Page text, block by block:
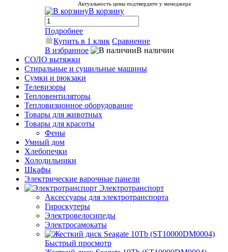
Актуальность цены подтвердите у менеджера
В корзину
Подробнее
Купить в 1 клик Сравнение
В избранное
В наличии
СОЛО вытяжки
Стиральные и сушильные машины
Сумки и рюкзаки
Телевизоры
Тепловентиляторы
Тепловизионное оборудование
Товары для животных
Товары для красоты
Фены
Умный дом
Хлебопечки
Холодильники
Шкафы
Электрические варочные панели
Электротранспорт
Аксессуары для электротранспорта
Гироскутеры
Электровелосипеды
Электросамокаты
Быстрый просмотр